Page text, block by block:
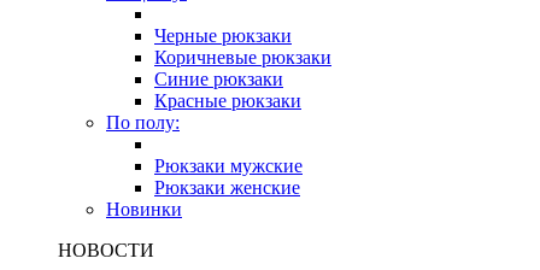
Черные рюкзаки
Коричневые рюкзаки
Синие рюкзаки
Красные рюкзаки
По полу:
Рюкзаки мужские
Рюкзаки женские
Новинки
НОВОСТИ